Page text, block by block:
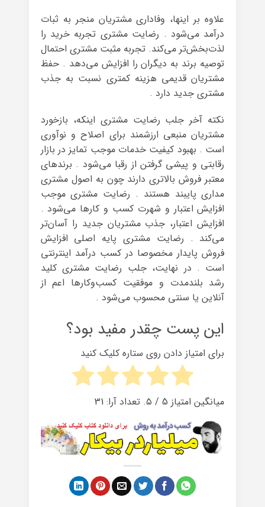
علاوه بر اینها، وفاداری مشتریان منجر به ثبات
درآمد می‌شود . رضایت مشتری تجربه خرید را
لذت‌بخش‌تر می‌کند. تجربه مثبت مشتری احتمال
توصیه برند به دیگران را افزایش می‌دهد . حفظ
مشتریان قدیمی هزینه کمتری نسبت به جذب
مشتری جدید دارد .
نکته آخر جلب رضایت مشتری اینکه، بازخورد
مشتریان منبعی ارزشمند برای اصلاح و نوآوری
است . بهبود کیفیت خدمات موجب تمایز در بازار
رقابتی و پیشی گرفتن از رقبا می‌شود . برندهای
معتبر فروش بالاتری دارند چون به اصول مشتری
مداری پایبند هستند . رضایت مشتری موجب
افزایش اعتبار و شهرت کسب و کارها می‌شود .
افزایش اعتبار، جذب مشتریان جدید را آسان‌تر
می‌کند . رضایت مشتری پایه اصلی افزایش
فروش پایدار مخصوصا در کسب درآمد اینترنتی
است . در نهایت، جلب رضایت مشتری کلید
رشد بلندمدت و موفقیت کسب‌وکارها اعم از
آنلاین یا سنتی محسوب می‌شود .
این پست چقدر مفید بود؟
برای امتیاز دادن روی ستاره کلیک کنید
میانگین امتیاز 5/ ۵. تعداد آرا: 31